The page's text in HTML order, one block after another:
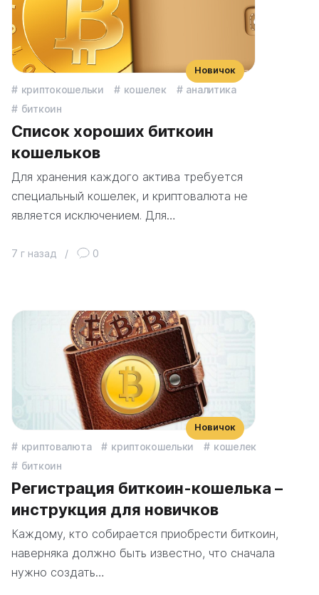
криптокошельки кошелек
аналитика
биткоин
Список хороших биткоин
кошельков
Для хранения каждого актива требуется
специальный кошелек, и криптовалюта не
является исключением. Для…
7 г назад / 0
Новичок
криптовалюта криптокошельки
кошелек
биткоин
Регистрация биткоин-кошелька –
инструкция для новичков
Каждому, кто собирается приобрести биткоин,
наверняка должно быть известно, что сначала
нужно создать…
Новичок